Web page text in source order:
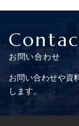
お問い合わせ
お問い合わせや資
します。